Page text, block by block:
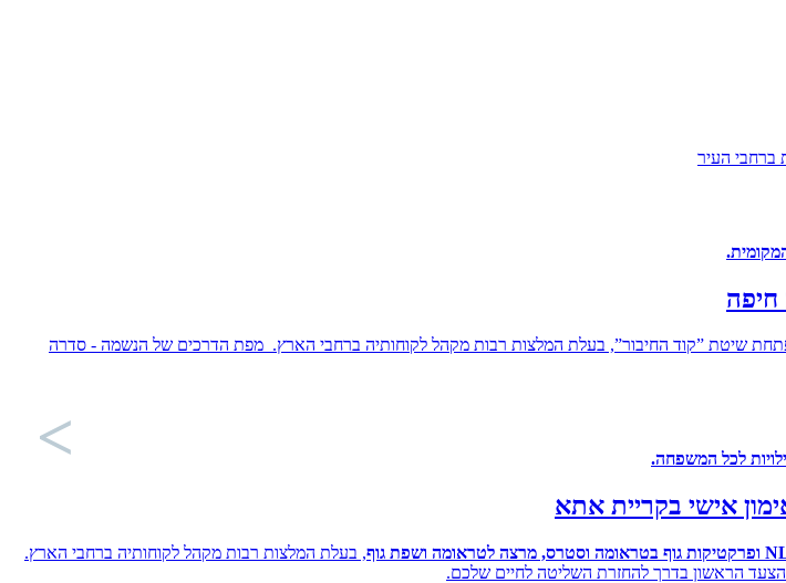
ברחבי העיר
חיפה
שיטת ”קוד החיבור”, בעלת המלצות רבות מקהל לקוחותיה ברחבי הארץ. מפת הדרכים של הנשמה - סדרה
לכל המשפחה.
אישי בקריית אתא
, בעלת המלצות רבות מקהל לקוחותיה ברחבי הארץ.
הראשון בדרך להחזרת השליטה לחיים שלכם.